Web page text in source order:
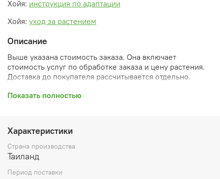
Хойя: инструкция по адаптации
Хойя: уход за растением
Описание
Выше указана стоимость заказа. Она включает
стоимость услуг по обработке заказа и цену растения.
Доставка до покупателя рассчитывается отдельно.
После оформления заказа вы получите его
скидки, уточнен способ доставки, сделано
бронирование и т.д.). Затем вам будут высланы
согласованные счета со ссылками на оплату услуг и
растений. При этом предварительный заказ теряет силу.
Показать полностью
Характеристики
Страна производства
Таиланд
Период поставки